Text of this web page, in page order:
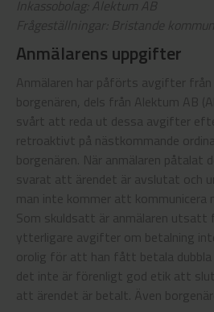
Inkassobolag: Alektum AB
Frågeställningar: Bristande
Anmälarens uppgifter
Anmälaren har påförts avgifter
borgenären, dels från Alektum AB
svårt att reda ut dessa avgifter
retroaktivt på nästkommande
borgenären. När anmälaren påtalat
svarat att ärendet är avslutat och
man inte kommer att kommunicera
Som skuldsatt är anmälaren utsatt
ytterligare avgifter om betalning
orolig för att han fått betala
det inte är förenligt god etik att
att ärendet är betalt. Även